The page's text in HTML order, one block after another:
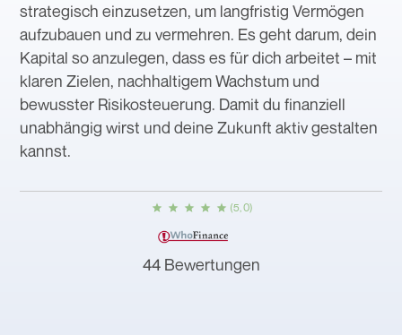
strategisch einzusetzen, um langfristig Vermögen
aufzubauen und zu vermehren. Es geht darum, dein
Kapital so anzulegen, dass es für dich arbeitet – mit
klaren Zielen, nachhaltigem Wachstum und
bewusster Risikosteuerung. Damit du finanziell
unabhängig wirst und deine Zukunft aktiv gestalten
kannst.
(5, 0)
44 Bewertungen